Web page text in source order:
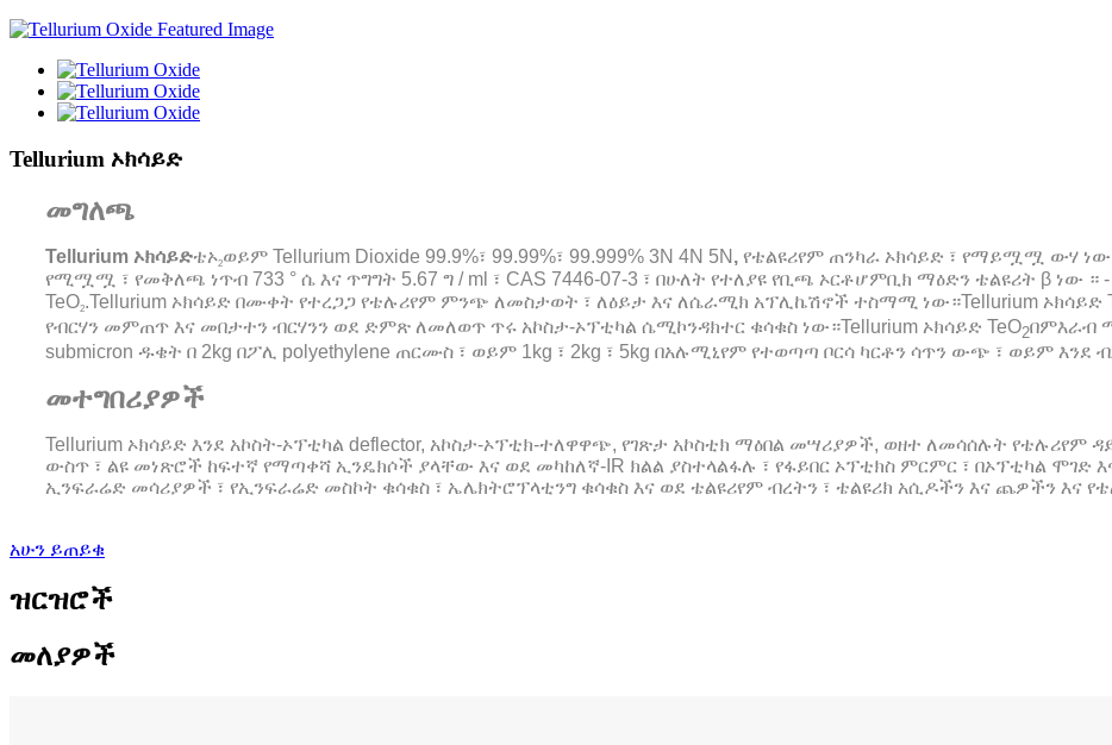
Tellurium ኦክሳይድ
መግለጫ
Tellurium ኦክሳይድቴኦ2ወይም Tellurium Dioxide 99.9%፣ 99.99%፣ 99.999% 3N 4N 5N , የቴልዩሪየም ጠንካራ ኦክሳይድ ፣ የማይሟሟ ውሃ ነው
የሚሟሟ ፣ የመቅለጫ ነጥብ 733 ° ሴ እና ጥግግት 5.67 ግ / ml ፣ CAS 7446-07-3 ፣ በሁለት የተለያዩ የቢጫ ኦርቶሆምቢክ ማዕድን ቴልዩሪት β ነው ።
TeO2.Tellurium ኦክሳይድ በሙቀት የተረጋጋ የቴሉሪየም ምንጭ ለመስታወት ፣ ለዕይታ እና ለሴራሚክ አፕሊኬሽኖች ተስማሚ ነው።Tellurium ኦክሳይድ
የብርሃን መምጠጥ እና መበታተን ብርሃንን ወደ ድምጽ ለመለወጥ ጥሩ አኮስታ-ኦፕቲካል ሴሚኮንዳክተር ቁሳቁስ ነው።Tellurium ኦክሳይድ TeO2በምእራብ
submicron ዱቄት በ 2kg በፖሊ polyethylene ጠርሙስ ፣ ወይም 1kg ፣ 2kg ፣ 5kg በአሉሚኒየም የተወጣጣ ቦርሳ ካርቶን ሳጥን ውጭ ፣ ወይም
መተግበሪያዎች
Tellurium ኦክሳይድ እንደ አኮስት-ኦፕቲካል deflector, አኮስታ-ኦፕቲክ-ተለዋዋጭ, የገጽታ አኮስቲክ ማዕበል መሣሪያዎች, ወዘተ ለመሳሰሉት የቴሉሪየም
ውስጥ ፣ ልዩ መነጽሮች ከፍተኛ የማጣቀሻ ኢንዴክሶች ያላቸው እና ወደ መካከለኛ-IR ክልል ያስተላልፋሉ ፣ የፋይበር ኦፕቲክስ ምርምር ፣ በኦፕቲካል ሞገድ
ኢንፍራሬድ መሳሪያዎች ፣ የኢንፍራሬድ መስኮት ቁሳቁስ ፣ ኤሌክትሮፕላቲንግ ቁሳቁስ እና ወደ ቴልዩሪየም ብረትን ፣ ቴልዩሪክ አሲዶችን እና ጨዎችን እና
አሁን ይጠይቁ
ዝርዝሮች
መለያዎች